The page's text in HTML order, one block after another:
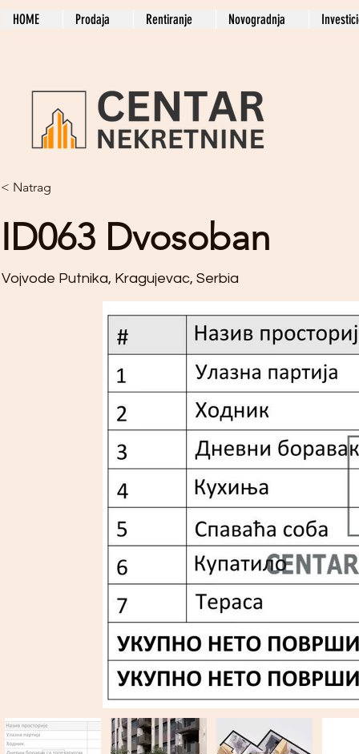
HOME Prodaja Rentiranje Novogradnja
< Natrag
ID063 Dvosoban
Vojvode Putnika, Kragujevac, Serbia